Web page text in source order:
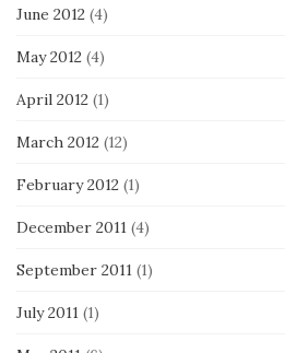
June 2012 (4)
May 2012 (4)
April 2012 (1)
March 2012 (12)
February 2012 (1)
December 2011 (4)
September 2011 (1)
July 2011 (1)